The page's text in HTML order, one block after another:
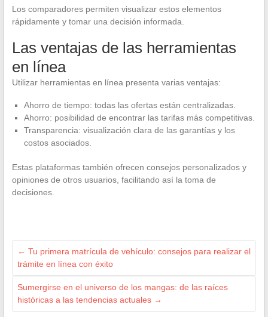
Los comparadores permiten visualizar estos elementos
rápidamente y tomar una decisión informada.
Las ventajas de las herramientas
en línea
Utilizar herramientas en línea presenta varias ventajas:
Ahorro de tiempo: todas las ofertas están centralizadas.
Ahorro: posibilidad de encontrar las tarifas más competitivas.
Transparencia: visualización clara de las garantías y los
costos asociados.
Estas plataformas también ofrecen consejos personalizados y
opiniones de otros usuarios, facilitando así la toma de
decisiones.
← Tu primera matrícula de vehículo: consejos para realizar el
trámite en línea con éxito
Sumergirse en el universo de los mangas: de las raíces
históricas a las tendencias actuales →